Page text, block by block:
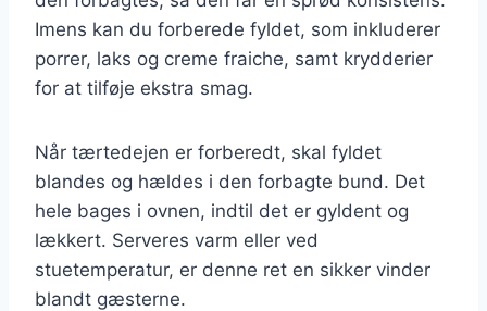
Imens kan du forberede fyldet, som inkluderer
porrer, laks og creme fraiche, samt krydderier
for at tilføje ekstra smag.
Når tærtedejen er forberedt, skal fyldet
blandes og hældes i den forbagte bund. Det
hele bages i ovnen, indtil det er gyldent og
lækkert. Serveres varm eller ved
stuetemperatur, er denne ret en sikker vinder
blandt gæsterne.